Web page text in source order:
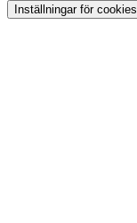
Inställningar för cookies